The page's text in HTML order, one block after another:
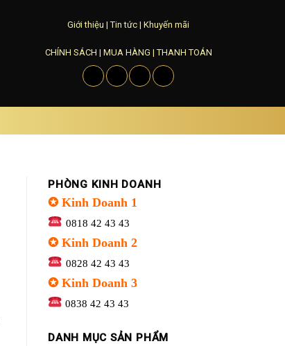
Giới thiệu |Tin tức | Khuyến mãi
CHÍNH SÁCH | MUA HÀNG |THANH TOÁN
PHÒNG KINH DOANH
✪ Kinh Doanh 1
0818 42 43 43
✪ Kinh Doanh 2
0828 42 43 43
✪ Kinh Doanh 3
0838 42 43 43
DANH MỤC SẢN PHẨM